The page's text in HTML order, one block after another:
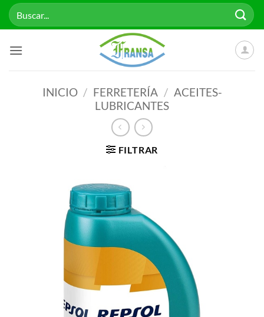
Saltar
Buscar
por:
INICIO / FERRETERÍA / ACEITES-
LUBRICANTES
FILTRAR